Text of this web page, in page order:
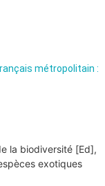
métropolitain :
la biodiversité [Ed],
exotiques